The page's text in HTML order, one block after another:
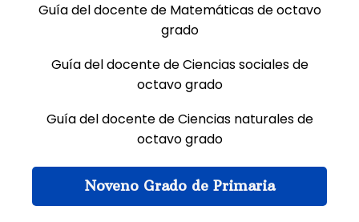
Guía del docente de Matemáticas de octavo
grado
Guía del docente de Ciencias sociales de
octavo grado
Guía del docente de Ciencias naturales de
octavo grado
Noveno Grado de Primaria